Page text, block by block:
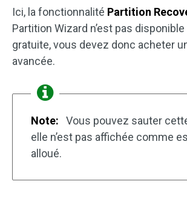
Ici, la fonctionnalité Partition
Partition Wizard n’est pas disponible
gratuite, vous devez donc acheter
avancée.
Note:
Vous pouvez sauter
elle n’est pas affichée comme
alloué.